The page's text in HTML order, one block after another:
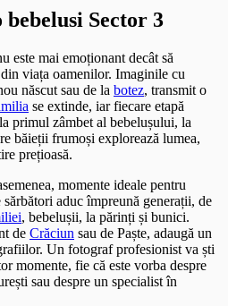
bebelusi Sector 3
este mai emoționant decât să
viața oamenilor. Imaginile cu
născut sau de la botez, transmit o
se extinde, iar fiecare etapă
primul zâmbet al bebelușului, la
băieții frumoși explorează lumea,
prețioasă.
momente ideale pentru
sărbători aduc împreună generații, de
, bebelușii, la părinți și bunici.
de Crăciun sau de Paște, adaugă un
Un fotograf profesionist va ști
momente, fie că este vorba despre
sau despre un specialist în